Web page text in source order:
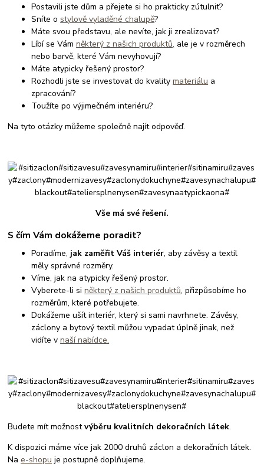
Postavili jste dům a přejete si ho prakticky zútulnit?
Sníte o stylově vyladěné chalupě?
Máte svou představu, ale nevíte, jak ji zrealizovat?
Líbí se Vámněkterý z našich produktů, ale je v rozměrech
nebo barvě, které Vám nevyhovují?
Máte atypicky řešený prostor?
Rozhodli jste se investovat do kvalitymateriálu a
zpracování?
Toužíte po výjimečném interiéru?
Na tyto otázky můžeme společně najít odpověď.
Vše má své řešení.
S čím Vám dokážeme poradit?
Poradíme, jak zaměřit Váš interiér, aby závěsy a textil
měly správné rozměry.
Víme, jak na atypicky řešený prostor.
Vyberete-li siněkterý z našich produktů, přizpůsobíme ho
rozměrům, které potřebujete.
Dokážeme ušít interiér, který si sami navrhnete. Závěsy,
záclony a bytový textil můžou vypadat úplně jinak, než
vidíte vnaší nabídce.
Budete mít možnostvýběru kvalitních dekoračních látek.
K dispozici máme více jak 2000 druhů záclon a dekoračních látek.
Nae-shopu je postupně doplňujeme.